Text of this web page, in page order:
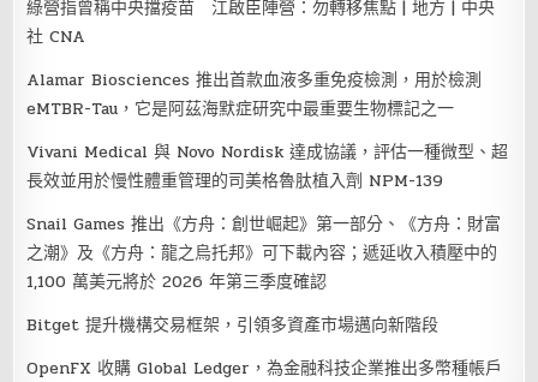
綠營指曾稱中央擋疫苗 江啟臣陣營：勿轉移焦點 | 地方 | 中央
社 CNA
Alamar Biosciences 推出首款血液多重免疫檢測，用於檢測
eMTBR-Tau，它是阿茲海默症研究中最重要生物標記之一
Vivani Medical 與 Novo Nordisk 達成協議，評估一種微型、超
長效並用於慢性體重管理的司美格魯肽植入劑 NPM-139
Snail Games 推出《方舟：創世崛起》第一部分、《方舟：財富
之潮》及《方舟：龍之烏托邦》可下載內容；遞延收入積壓中的
1,100 萬美元將於 2026 年第三季度確認
Bitget 提升機構交易框架，引領多資產市場邁向新階段
OpenFX 收購 Global Ledger，為金融科技企業推出多幣種帳戶